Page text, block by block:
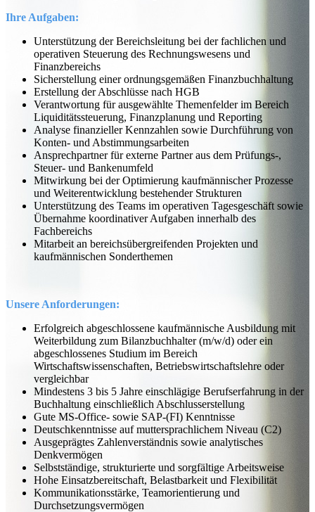
Ihre Aufgaben:
Unterstützung der Bereichsleitung bei der fachlichen und
operativen Steuerung des Rechnungswesens und
Finanzbereichs
Sicherstellung einer ordnungsgemäßen Finanzbuchhaltung
Erstellung der Abschlüsse nach HGB
Verantwortung für ausgewählte Themenfelder im Bereich
Liquiditätssteuerung, Finanzplanung und Reporting
Analyse finanzieller Kennzahlen sowie Durchführung von
Konten- und Abstimmungsarbeiten
Ansprechpartner für externe Partner aus dem Prüfungs-,
Steuer- und Bankenumfeld
Mitwirkung bei der Optimierung kaufmännischer Prozesse
und Weiterentwicklung bestehender Strukturen
Unterstützung des Teams im operativen Tagesgeschäft sowie
Übernahme koordinativer Aufgaben innerhalb des
Fachbereichs
Mitarbeit an bereichsübergreifenden Projekten und
kaufmännischen Sonderthemen
Unsere Anforderungen:
Erfolgreich abgeschlossene kaufmännische Ausbildung mit
Weiterbildung zum Bilanzbuchhalter (m/w/d) oder ein
abgeschlossenes Studium im Bereich
Wirtschaftswissenschaften, Betriebswirtschaftslehre oder
vergleichbar
Mindestens 3 bis 5 Jahre einschlägige Berufserfahrung in der
Buchhaltung einschließlich Abschlusserstellung
Gute MS-Office- sowie SAP-(FI) Kenntnisse
Deutschkenntnisse auf muttersprachlichem Niveau (C2)
Ausgeprägtes Zahlenverständnis sowie analytisches
Denkvermögen
Selbstständige, strukturierte und sorgfältige Arbeitsweise
Hohe Einsatzbereitschaft, Belastbarkeit und Flexibilität
Kommunikationsstärke, Teamorientierung und
Durchsetzungsvermögen